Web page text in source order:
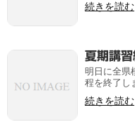
続きを読む
夏期講習
明日に全県
程を終了し
続きを読む